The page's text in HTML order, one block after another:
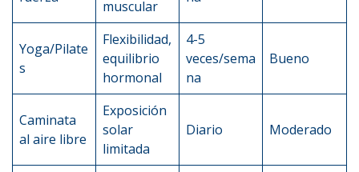
muscular
Yoga/Pilate
s
Flexibilidad,
equilibrio
hormonal
4-5
veces/sema
na
Bueno
Caminata
al aire libre
Exposición
solar
limitada
Diario Moderado